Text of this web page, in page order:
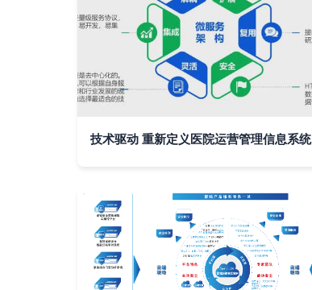
技术驱动 重新定义医院运营管理信息系统